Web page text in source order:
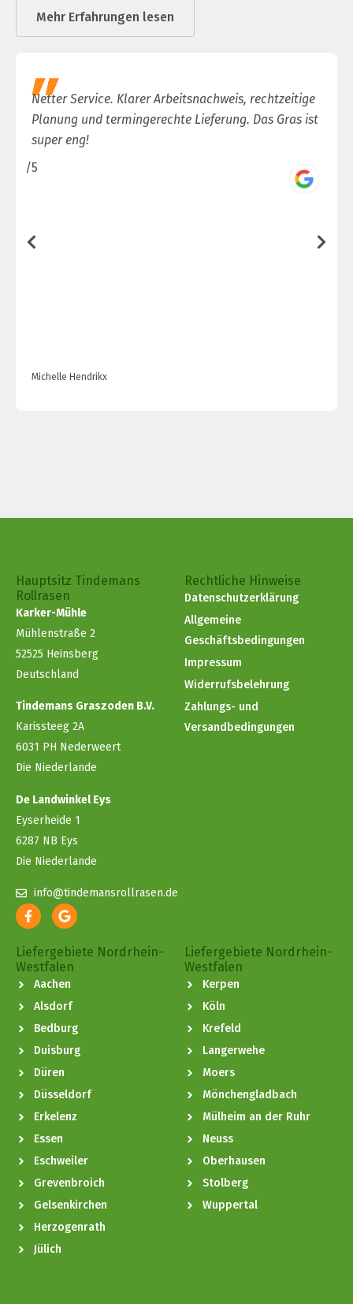
Mehr Erfahrungen lesen
Netter Service. Klarer Arbeitsnachweis, rechtzeitige
Planung und termingerechte Lieferung. Das Gras ist
super eng!
/5
Michelle Hendrikx
Hauptsitz Tindemans
Rollrasen
Karker-Mühle
Mühlenstraße 2
52525 Heinsberg
Deutschland
Tindemans Graszoden B.V.
Karissteeg 2A
6031 PH Nederweert
Die Niederlande
De Landwinkel Eys
Eyserheide 1
6287 NB Eys
Die Niederlande
info@tindemansrollrasen.de
Rechtliche Hinweise
Datenschutzerklärung
Allgemeine
Geschäftsbedingungen
Impressum
Widerrufsbelehrung
Zahlungs- und
Versandbedingungen
Liefergebiete Nordrhein-
Westfalen
Aachen
Alsdorf
Bedburg
Duisburg
Düren
Düsseldorf
Erkelenz
Essen
Eschweiler
Grevenbroich
Gelsenkirchen
Herzogenrath
Jülich
Liefergebiete Nordrhein-
Westfalen
Kerpen
Köln
Krefeld
Langerwehe
Moers
Mönchengladbach
Mülheim an der Ruhr
Neuss
Oberhausen
Stolberg
Wuppertal